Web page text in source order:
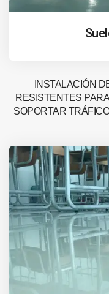
INSTALACIÓN
RESISTENTES
SOPORTAR